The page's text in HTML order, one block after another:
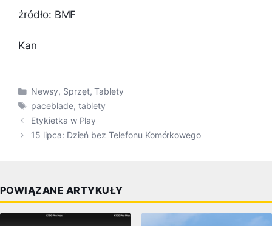
źródło: BMF
Kan
Kategorie
Newsy, Sprzęt,Tablety
Tagi
paceblade, tablety
Etykietka w Play
15 lipca: Dzień bez Telefonu Komórkowego
POWIĄZANE ARTYKUŁY